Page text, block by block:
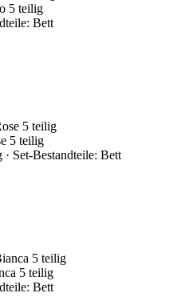
5 teilig
Bett
5 teilig
Set-Bestandteile: Bett
5 teilig
Bett